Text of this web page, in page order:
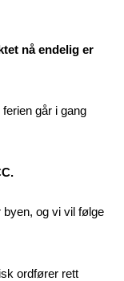
nå endelig er
går i gang
byen, og vi vil følge
ordfører rett